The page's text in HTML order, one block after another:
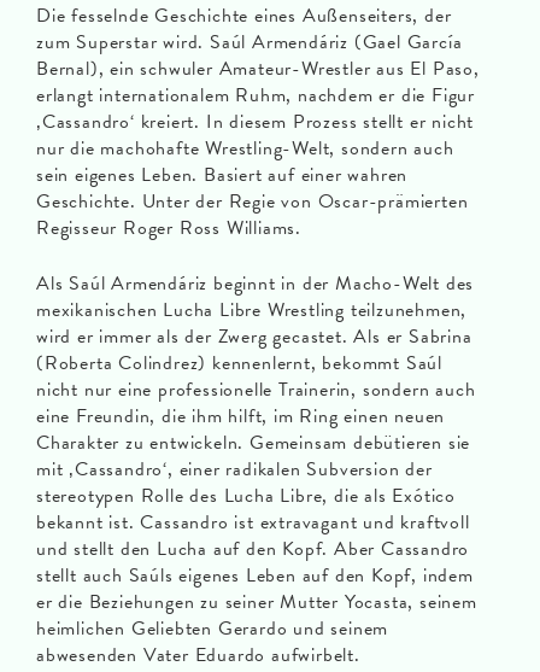
Die fesselnde Geschichte eines Außenseiters, der
zum Superstar wird. Saúl Armendáriz (Gael García
Bernal), ein schwuler Amateur-Wrestler aus El Paso,
erlangt internationalem Ruhm, nachdem er die Figur
‚Cassandro‘ kreiert. In diesem Prozess stellt er nicht
nur die machohafte Wrestling-Welt, sondern auch
sein eigenes Leben. Basiert auf einer wahren
Geschichte. Unter der Regie von Oscar-prämierten
Regisseur Roger Ross Williams.
Als Saúl Armendáriz beginnt in der Macho-Welt des
mexikanischen Lucha Libre Wrestling teilzunehmen,
wird er immer als der Zwerg gecastet. Als er Sabrina
(Roberta Colindrez) kennenlernt, bekommt Saúl
nicht nur eine professionelle Trainerin, sondern auch
eine Freundin, die ihm hilft, im Ring einen neuen
Charakter zu entwickeln. Gemeinsam debütieren sie
mit ‚Cassandro‘, einer radikalen Subversion der
stereotypen Rolle des Lucha Libre, die als Exótico
bekannt ist. Cassandro ist extravagant und kraftvoll
und stellt den Lucha auf den Kopf. Aber Cassandro
stellt auch Saúls eigenes Leben auf den Kopf, indem
er die Beziehungen zu seiner Mutter Yocasta, seinem
heimlichen Geliebten Gerardo und seinem
abwesenden Vater Eduardo aufwirbelt.